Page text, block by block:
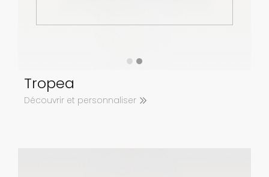
Tropea
Découvrir et personnaliser